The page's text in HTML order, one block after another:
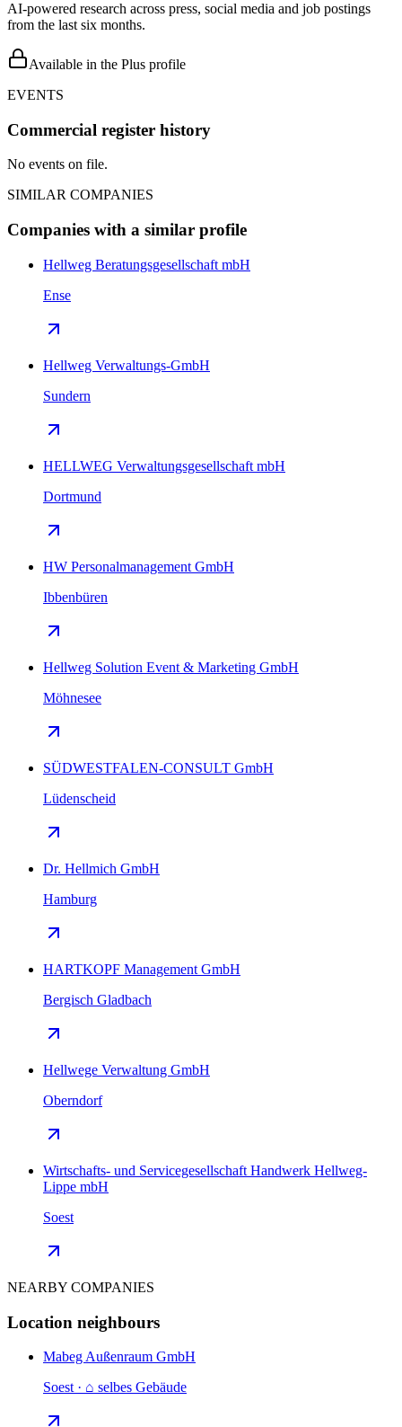
AI-powered research across press, social media and job postings
from the last six months.
Available in the Plus profile
EVENTS
Commercial register history
No events on file.
SIMILAR COMPANIES
Companies with a similar profile
Hellweg Beratungsgesellschaft mbH
Ense
Hellweg Verwaltungs-GmbH
Sundern
HELLWEG Verwaltungsgesellschaft mbH
Dortmund
HW Personalmanagement GmbH
Ibbenbüren
Hellweg Solution Event & Marketing GmbH
Möhnesee
SÜDWESTFALEN-CONSULT GmbH
Lüdenscheid
Dr. Hellmich GmbH
Hamburg
HARTKOPF Management GmbH
Bergisch Gladbach
Hellwege Verwaltung GmbH
Oberndorf
Wirtschafts- und Servicegesellschaft Handwerk Hellweg-
Lippe mbH
Soest
NEARBY COMPANIES
Location neighbours
Mabeg Außenraum GmbH
Soest · ⌂ selbes Gebäude